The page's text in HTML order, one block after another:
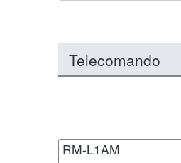
Telecomando
RM-L1AM